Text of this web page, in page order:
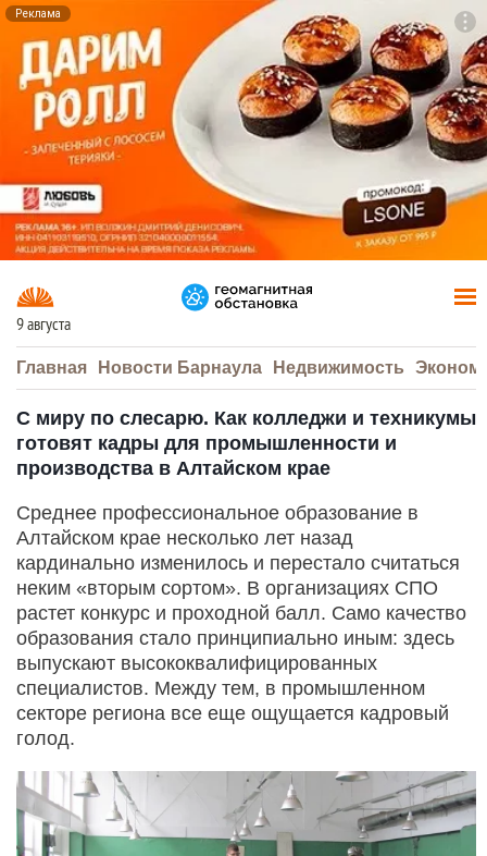
Реклама
9 августа
Главная Новости Барнаула Недвижимость
С миру по слесарю. Как колледжи и техникумы
готовят кадры для промышленности и
производства в Алтайском крае
Среднее профессиональное образование в
Алтайском крае несколько лет назад
кардинально изменилось и перестало считаться
неким «вторым сортом». В организациях СПО
растет конкурс и проходной балл. Само качество
образования стало принципиально иным: здесь
выпускают высококвалифицированных
специалистов. Между тем, в промышленном
секторе региона все еще ощущается кадровый
голод.